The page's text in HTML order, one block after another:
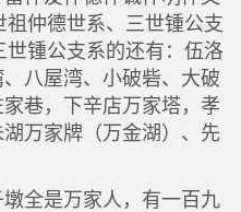
仲德世系、三世锺公支
世锺公支系的还有：伍洛
八屋湾、小破砦、大破
巷，下辛店万家塔，孝
万家牌（万金湖）、先
全是万家人，有一百九